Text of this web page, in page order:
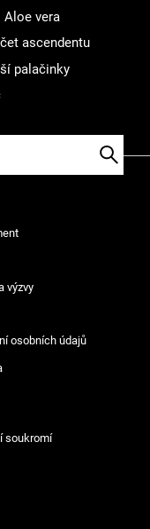
Aloe vera
ascendentu
palačinky
výzvy
osobních údajů
soukromí